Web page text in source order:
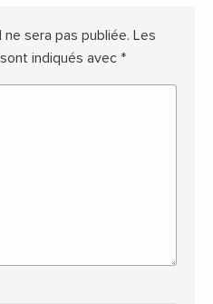
sera pas publiée. Les
indiqués avec *